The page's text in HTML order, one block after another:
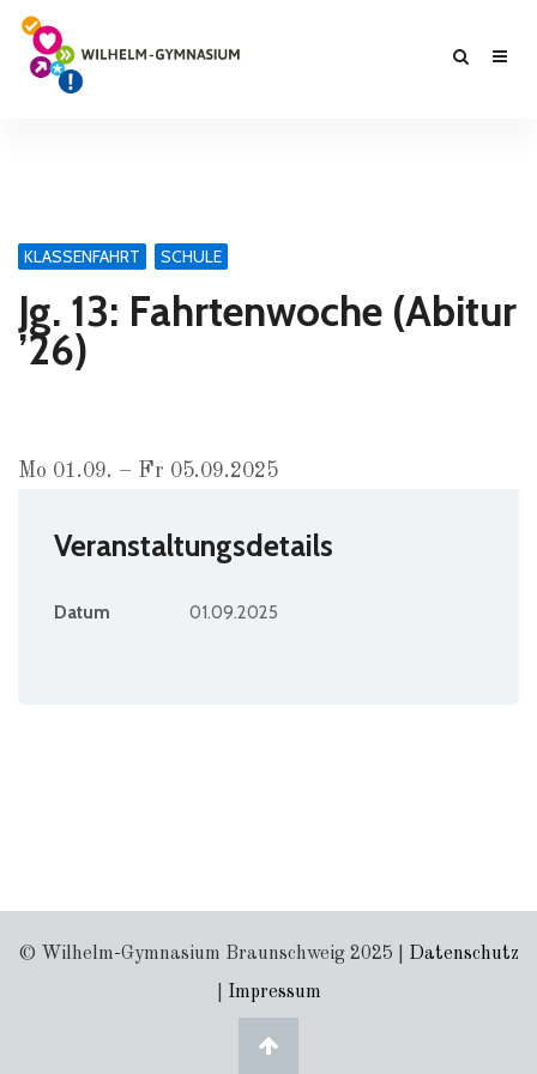
KLASSENFAHRT SCHULE
Jg. 13: Fahrtenwoche (Abitur
’26)
Mo 01.09. – Fr 05.09.2025
Veranstaltungsdetails
Datum 01.09.2025
© Wilhelm-Gymnasium Braunschweig 2025 | Datenschutz
Impressum